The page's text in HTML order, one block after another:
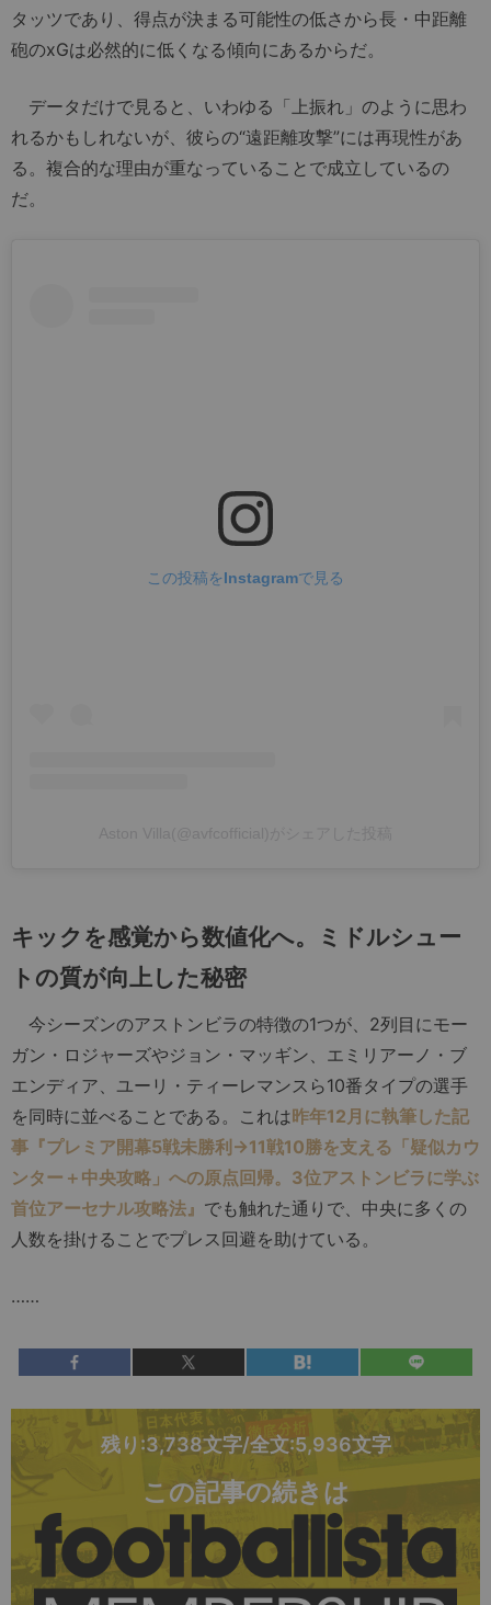
タッツであり、得点が決まる可能性の低さから長・中距離
砲のxGは必然的に低くなる傾向にあるからだ。
データだけで見ると、いわゆる「上振れ」のように思わ
れるかもしれないが、彼らの“遠距離攻撃”には再現性があ
る。複合的な理由が重なっていることで成立しているの
だ。
この投稿をInstagramで見る
キックを感覚から数値化へ。ミドルシュー
トの質が向上した秘密
今シーズンのアストンビラの特徴の1つが、2列目にモー
ガン・ロジャーズやジョン・マッギン、エミリアーノ・ブ
エンディア、ユーリ・ティーレマンスら10番タイプの選手
を同時に並べることである。これは昨年12月に執筆した記
事『プレミア開幕5戦未勝利→11戦10勝を支える「疑似カウ
ンター＋中央攻略」への原点回帰。3位アストンビラに学ぶ
首位アーセナル攻略法』 でも触れた通りで、中央に多くの
人数を掛けることでプレス回避を助けている。
……
残り:3,738文字/全文:5,936文字
この記事の続きは